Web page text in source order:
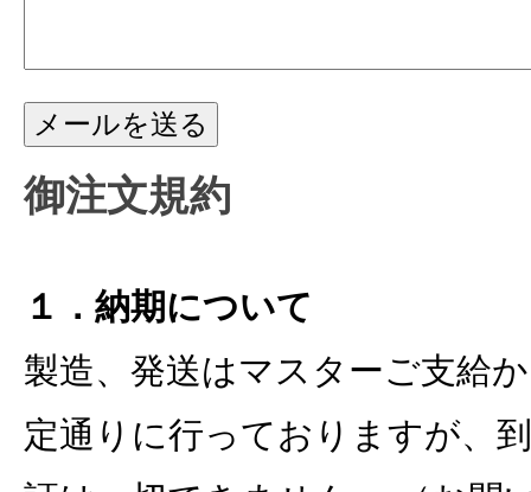
メールを送る
御注文規約
１．納期について
製造、発送はマスターご支給
定通りに行っておりますが、